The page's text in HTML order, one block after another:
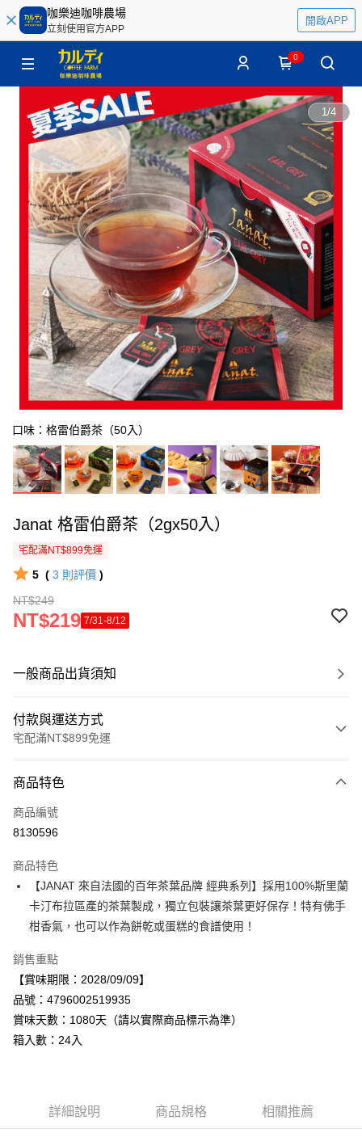
咖樂迪咖啡農場
立刻使用官方APP
開啟APP
0
1/4
口味：格雷伯爵茶（50入）
Janat 格雷伯爵茶（2gx50入）
宅配滿NT$899免運
5 ( 3 則評價 )
NT$249
NT$219 7/31-8/12
一般商品出貨須知
付款與運送方式
宅配滿NT$899免運
信用卡一次付款
LINE Pay
街口支付
悠遊付
全盈+PAY
AFTEE先享後付
相關說明
【關於「AFTEE先享後付」】
３．安心：先確認商品／服務後，再付款。
每筆NT$120，滿NT$899(含以上)免運費
商品特色
商品編號
8130596
商品特色
【JANAT 來自法國的百年茶葉品牌 經典系列】採用100%斯里蘭
卡汀布拉區產的茶葉製成，獨立包裝讓茶葉更好保存！特有佛手
柑香氣，也可以作為餅乾或蛋糕的食譜使用！
銷售重點
【賞味期限：2028/09/09】
品號：4796002519935
賞味天數：1080天（請以實際商品標示為準）
箱入數：24入
詳細說明 商品規格 相關推薦